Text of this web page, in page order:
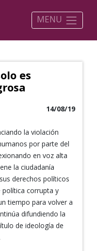
MENU
es
14/08/19
la violación
por parte del
en voz alta
la ciudadanía
derechos políticos
política corrupta y
tiempo para volver a
difundiendo la
de ideología de